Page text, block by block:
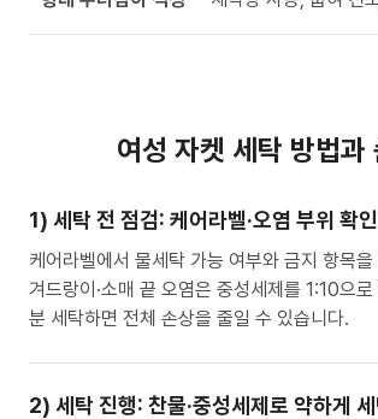
여성 자켓 세탁 방법과
1) 세탁 전 점검: 케어라벨·오염 부위 확인
케어라벨에서 물세탁 가능 여부와 금지 항목
겨드랑이·소매 끝 오염은 중성세제를 1:10으
분 세탁하면 전체 손상을 줄일 수 있습니다.
2) 세탁 진행: 찬물·중성세제로 약하게 세